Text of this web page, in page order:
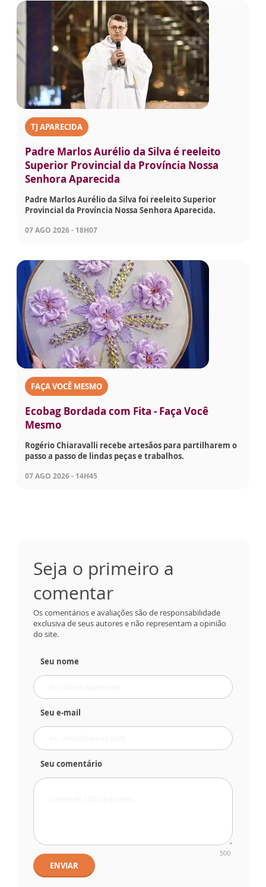
TJ APARECIDA
Padre Marlos Aurélio da Silva é reeleito
Superior Provincial da Província Nossa
Senhora Aparecida
Padre Marlos Aurélio da Silva foi reeleito Superior
Provincial da Província Nossa Senhora Aparecida.
07 AGO 2026 - 18H07
FAÇA VOCÊ MESMO
Ecobag Bordada com Fita - Faça Você
Mesmo
Rogério Chiaravalli recebe artesãos para partilharem o
passo a passo de lindas peças e trabalhos.
07 AGO 2026 - 14H45
Seja o primeiro a
comentar
Os comentários e avaliações são de responsabilidade
exclusiva de seus autores e não representam a opinião
do site.
Seu nome
Seu e-mail
Seu comentário
500
ENVIAR